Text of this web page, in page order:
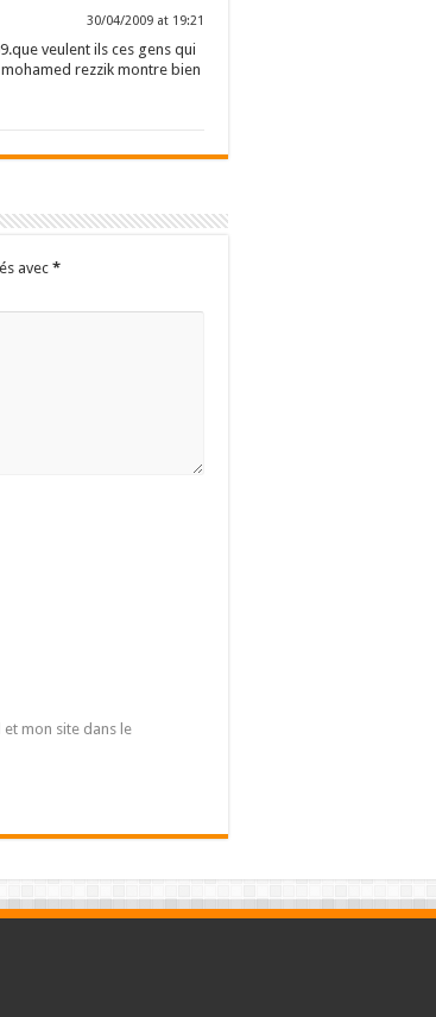
30/04/2009 at 19:21
veulent ils ces gens qui
rezzik montre bien
avec *
mon site dans le